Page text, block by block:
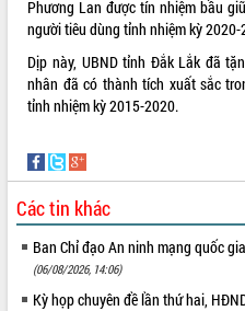
nhanh tiến độ các dự án trọng điểm
trong Khu kinh tế Nam Phú Yên
Hòn Yến phát triển du lịch gắn với bảo
tồn biển
Lấy ý kiến điều chỉnh Quy hoạch tỉnh
đến năm 2050
Phát động chiến dịch 30 ngày đêm
giải phóng mặt bằng Tuyến đường bộ
ven biển
Đắk Lắk nỗ lực thúc đẩy tăng trưởng
kinh tế từ 10% trở lên trong Quý
II/2026
Phương Lan được tín nhiệm bầu
người tiêu dùng tỉnh nhiệm kỳ 2020-
Dịp này, UBND tỉnh Đắk Lắk đã
nhân đã có thành tích xuất sắc
tỉnh nhiệm kỳ 2015-2020.
Các tin khác
Ban Chỉ đạo An ninh mạng quốc
(06/08/2026, 14:06)
Kỳ họp chuyên đề lần thứ hai,